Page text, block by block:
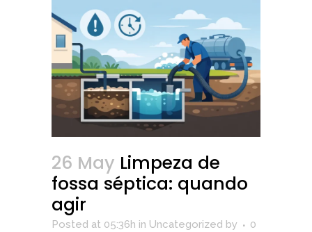
26 May Limpeza de
fossa séptica: quando
agir
Posted at 05:36h in Uncategorized by
0